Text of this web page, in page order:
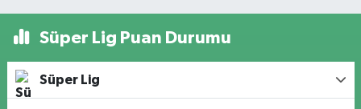
Süper Lig Puan Durumu
Süper Lig